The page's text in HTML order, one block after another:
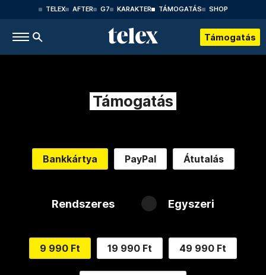
TELEX AFTER G7 KARAKTER TÁMOGATÁS SHOP
Támogatás
Támogatás
Bankkártya PayPal Átutalás
Rendszeres Egyszeri
9 990 Ft 19 990 Ft 49 990 Ft